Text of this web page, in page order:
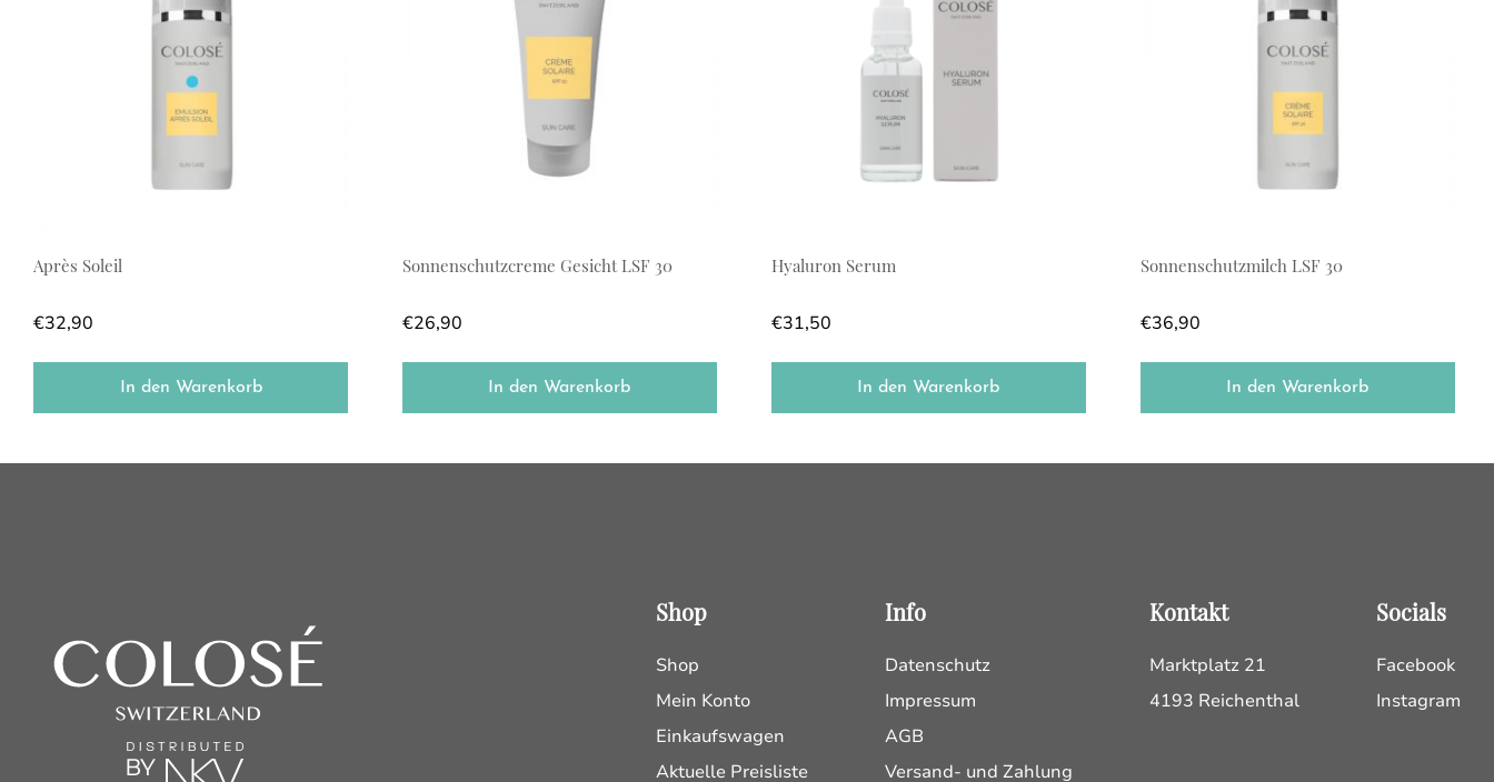
Après Soleil
€32,90
In den Warenkorb
Sonnenschutzcreme Gesicht LSF 30
€26,90
In den Warenkorb
Hyaluron Serum
€31,50
In den Warenkorb
Sonnenschutzmilch LSF 30
€36,90
In den Warenkorb
Shop
Shop
Mein Konto
Einkaufswagen
Aktuelle Preisliste
Info
Datenschutz
Impressum
AGB
Versand- und Zahlung
Kontakt
Marktplatz 21
4193 Reichenthal
Socials
Facebook
Instagram